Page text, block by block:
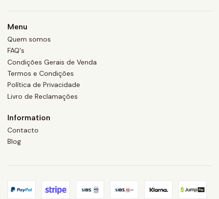
Menu
Quem somos
FAQ's
Condições Gerais de Venda
Termos e Condições
Política de Privacidade
Livro de Reclamações
Information
Contacto
Blog